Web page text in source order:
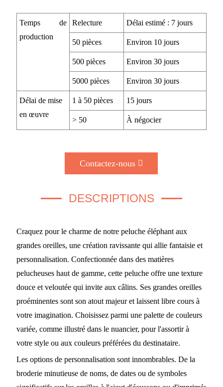
Temps de
production
Relecture Délai estimé : 7 jours
50 pièces Environ 10 jours
500 pièces Environ 30 jours
5000 pièces Environ 30 jours
Délai de mise
en œuvre
1 à 50 pièces 15 jours
> 50 À négocier
Contactez-nous
DESCRIPTIONS
Craquez pour le charme de notre peluche éléphant aux
grandes oreilles, une création ravissante qui allie fantaisie et
personnalisation. Confectionnée dans des matières
pelucheuses haut de gamme, cette peluche offre une texture
douce et veloutée qui invite aux câlins. Ses grandes oreilles
proéminentes sont son atout majeur et laissent libre cours à
votre imagination. Choisissez parmi une palette de couleurs
variée, comme illustré dans le nuancier, pour l'assortir à
votre style ou aux couleurs préférées du destinataire.
Les options de personnalisation sont innombrables. De la
broderie minutieuse de noms, de dates ou de symboles